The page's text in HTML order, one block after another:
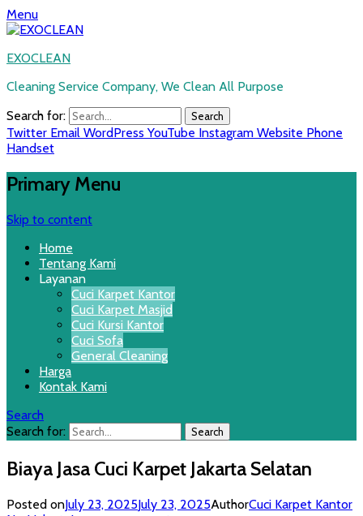
Menu
EXOCLEAN
Cleaning Service Company, We Clean All Purpose
Search for:
Twitter Email WordPress YouTube Instagram Website Phone
Handset
Primary Menu
Skip to content
Home
Tentang Kami
Layanan
Cuci Karpet Kantor
Cuci Karpet Masjid
Cuci Kursi Kantor
Cuci Sofa
General Cleaning
Harga
Kontak Kami
Search
Search for:
Biaya Jasa Cuci Karpet Jakarta Selatan
Posted onJuly 23, 2025July 23, 2025AuthorCuci Karpet Kantor